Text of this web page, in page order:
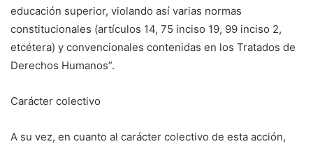
educación superior, violando así varias normas
constitucionales (artículos 14, 75 inciso 19, 99 inciso 2,
etcétera) y convencionales contenidas en los Tratados de
Derechos Humanos”.
Carácter colectivo
A su vez, en cuanto al carácter colectivo de esta acción,